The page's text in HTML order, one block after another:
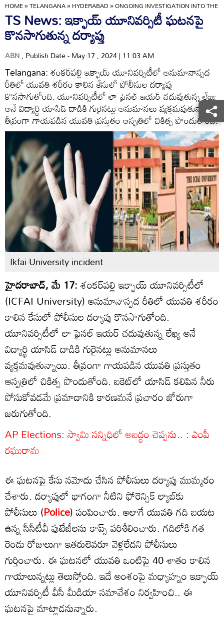
HOME»TELANGANA»HYDERABAD»ONGOING INVESTIGATION INTO THE
TS News: ఇక్ఫాయ్ యూనివర్సిటీ ఘటనపై
కొనసాగుతున్న దర్యాప్తు
ABN, Publish Date - May 17 , 2024 | 11:03 AM
Telangana: శంకర్‌పల్లి ఇక్ఫాయ్ యూనివర్సిటీలో అనుమానాస్పద
రీతిలో యువతి శరీరం కాలిన కేసులో పోలీసుల దర్యాప్తు
కొనసాగుతోంది. యూనివర్సిటీలో లా ఫైనల్‌ ఇయర్ చదువుతున్న లేఖ్య
అనే విద్యార్థి యాసిడ్ దాడికి గురైనట్లు అనుమానలు వ్యక్తమవుతున్నాయి.
తీవ్రంగా గాయపడిన యువతి ప్రస్తుతం ఆస్పత్రిలో చికిత్స పొందుతోంది.
Ikfai University incident
హైదరాబాద్, మే 17:శంకర్‌పల్లి ఇక్ఫాయ్ యూనివర్సిటీలో
(ICFAI University) అనుమానాస్పద రీతిలో యువతి శరీరం
కాలిన కేసులో పోలీసుల దర్యాప్తు కొనసాగుతోంది.
యూనివర్సిటీలో లా ఫైనల్‌ ఇయర్ చదువుతున్న లేఖ్య అనే
విద్యార్థి యాసిడ్ దాడికి గురైనట్లు అనుమానలు
వ్యక్తమవుతున్నాయి. తీవ్రంగా గాయపడిన యువతి ప్రస్తుతం
ఆస్పత్రిలో చికిత్స పొందుతోంది. బకెట్‌‌లో యాసిడ్‌ కలిపిన నీరు
పోసుకోవడమే ప్రమాదానికి కారణమనే ప్రచారం జోరుగా
జరుగుతోంది.
AP Elections: స్వామి సన్నిధిలో అబద్ధం చెప్పను.. : ఎంపీ
రఘురామ
ఈ ఘటనపై కేసు నమోదు చేసిన పోలీసులు దర్యాప్తు ముమ్మరం
చేశారు. దర్యాప్తులో భాగంగా నీటిని ఫోరెన్సిక్‌ ల్యాబ్‌కు
పోలీసులు (Police) పంపించారు. అలాగే యువతి గది బయట
ఉన్న సీసీటీవీ ఫుటేజీలను కాప్స్ పరిశీలించారు. గదిలోకి గత
రెండు రోజులుగా ఇతరులెవరూ వెళ్లలేదని పోలీసులు
గుర్తించారు. ఈ ఘటనలో యువతి ఒంటిపై 40 శాతం కాలిన
గాయాలున్నట్లు తెలుస్తోంది. ఇదే అంశంపై మధ్యాహ్నం ఇక్ఫాయ్
యూనివర్సిటీ వీసీ మీడియా సమావేశం నిర్వహించి.. ఈ
ఘటనపై మాట్లాడనున్నారు.